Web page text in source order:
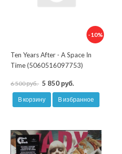
-10%
Ten Years After - A Space In
Time (5060516097753)
6 500 руб. 5 850 руб.
В корзину В избранное